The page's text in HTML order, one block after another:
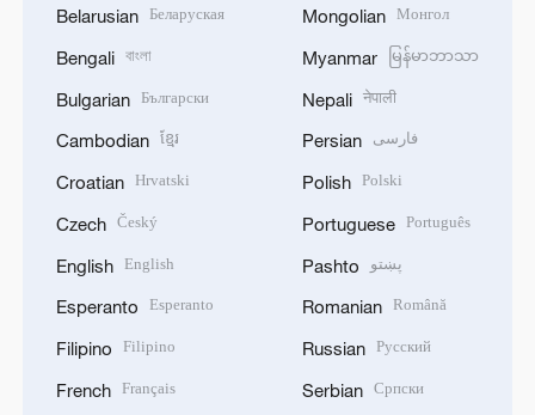
Belarusian Беларуская
Bengali বাংলা
Bulgarian Български
Cambodian ខ្មែរ
Croatian Hrvatski
Czech Český
English English
Esperanto Esperanto
Filipino Filipino
French Français
Mongolian Монгол
Myanmar မြန်မာဘာသာ
Nepali नेपाली
Persian فارسی
Polish Polski
Portuguese Português
Pashto پښتو
Romanian Română
Russian Русский
Serbian Српски